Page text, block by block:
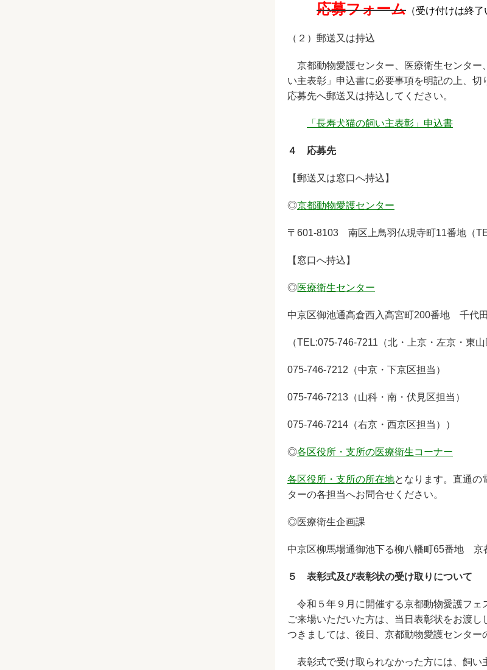
応募フォーム （受け付けは終
（２）郵送又は持込
京都動物愛護センター、医療衛生センター
い主表彰」申込書に必要事項を明記の上、
応募先へ郵送又は持込してください。
「長寿犬猫の飼い主表彰」申込書
４ 応募先
【郵送又は窓口へ持込】
◎京都動物愛護センター
〒601-8103 南区上鳥羽仏現寺町11番地（
【窓口へ持込】
◎医療衛生センター
中京区御池通高倉西入高宮町200番地 千代
（TEL:075-746-7211（北・上京・左京・東山
075-746-7212（中京・下京区担当）
075-746-7213（山科・南・伏見区担当）
075-746-7214（右京・西京区担当））
◎各区役所・支所の医療衛生コーナー
各区役所・支所の所在地となります。直通の
ターの各担当へお問合せください。
◎医療衛生企画課
中京区柳馬場通御池下る柳八幡町65番地 京
５ 表彰式及び表彰状の受け取りについて
令和５年９月に開催する京都動物愛護フ
ご来場いただいた方は、当日表彰状をお渡
つきましては、後日、京都動物愛護センター
表彰式で受け取られなかった方には、飼い